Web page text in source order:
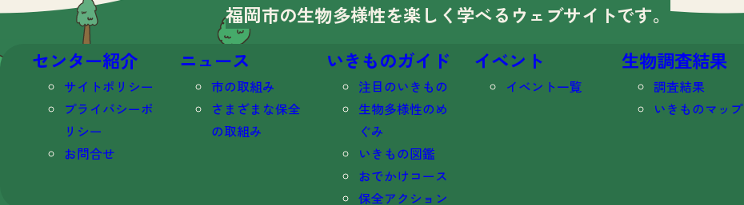
福岡市の生物多様性を楽しく学べる ウェブサイトです。
センター紹介
サイトポリシー
プライバシーポ
リシー
お問合せ
ニュース
市の取組み
さまざまな保全
の取組み
いきものガイド
注目のいきもの
生物多様性のめ
ぐみ
いきもの図鑑
おでかけコース
保全アクション
イベント
イベント一覧
生物調査結果
調査結果
いきものマップ